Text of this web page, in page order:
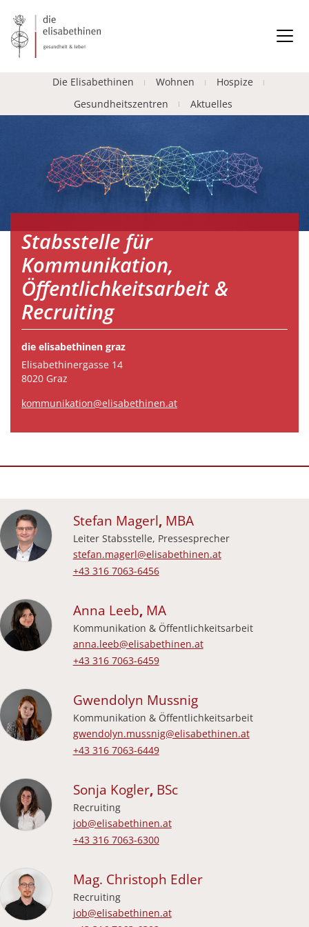
Die Elisabethinen Wohnen
Hospize
Gesundheitszentren
Aktuelles
Stabsstelle für
Kommunikation,
Öffentlichkeitsarbeit &
Recruiting
die elisabethinen graz
Elisabethinergasse 14
8020 Graz
kommunikation@elisabethinen.at
Stefan Magerl, MBA
Leiter Stabsstelle, Pressesprecher
E-Mail-Adresse:
stefan.magerl@elisabethinen.at
Festnetz beruflich:
+43 316 7063-6456
Anna Leeb, MA
Kommunikation & Öffentlichkeitsarbeit
E-Mail-Adresse:
anna.leeb@elisabethinen.at
Festnetz beruflich:
+43 316 7063-6459
Gwendolyn Mussnig
Kommunikation & Öffentlichkeitsarbeit
E-Mail-Adresse:
gwendolyn.mussnig@elisabethinen.at
Festnetz beruflich:
+43 316 7063-6449
Sonja Kogler, BSc
Recruiting
E-Mail-Adresse:
job@elisabethinen.at
Festnetz beruflich:
+43 316 7063-6300
Mag. Christoph Edler
Recruiting
E-Mail-Adresse:
job@elisabethinen.at